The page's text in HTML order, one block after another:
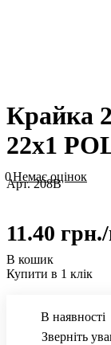
Крайка
22х1
0Немає оцінок
Арт.208B
11.40 грн./
В кошик
Купити в 1 клік
В наявності
Зверніть